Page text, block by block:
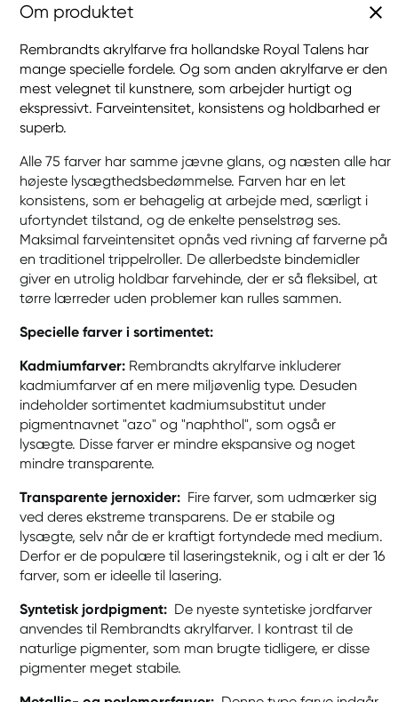
Om produktet
Rembrandts akrylfarve fra hollandske Royal Talens har
mange specielle fordele. Og som anden akrylfarve er den
mest velegnet til kunstnere, som arbejder hurtigt og
ekspressivt. Farveintensitet, konsistens og holdbarhed er
superb.
Alle 75 farver har samme jævne glans, og næsten alle har
højeste lysægthedsbedømmelse. Farven har en let
konsistens, som er behagelig at arbejde med, særligt i
ufortyndet tilstand, og de enkelte penselstrøg ses.
Maksimal farveintensitet opnås ved rivning af farverne på
en traditionel trippelroller. De allerbedste bindemidler
giver en utrolig holdbar farvehinde, der er så fleksibel, at
tørre lærreder uden problemer kan rulles sammen.
Specielle farver i sortimentet:
Kadmiumfarver: Rembrandts akrylfarve inkluderer
kadmiumfarver af en mere miljøvenlig type. Desuden
indeholder sortimentet kadmiumsubstitut under
pigmentnavnet "azo" og "naphthol", som også er
lysægte. Disse farver er mindre ekspansive og noget
mindre transparente.
Transparente jernoxider: Fire farver, som udmærker sig
ved deres ekstreme transparens. De er stabile og
lysægte, selv når de er kraftigt fortyndede med medium.
Derfor er de populære til laseringsteknik, og i alt er der 16
farver, som er ideelle til lasering.
Syntetisk jordpigment: De nyeste syntetiske jordfarver
anvendes til Rembrandts akrylfarver. I kontrast til de
naturlige pigmenter, som man brugte tidligere, er disse
pigmenter meget stabile.